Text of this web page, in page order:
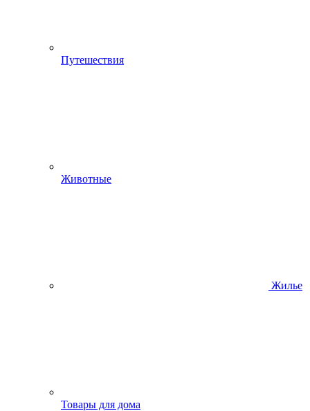
Путешествия
Животные
Жилье
Товары для дома